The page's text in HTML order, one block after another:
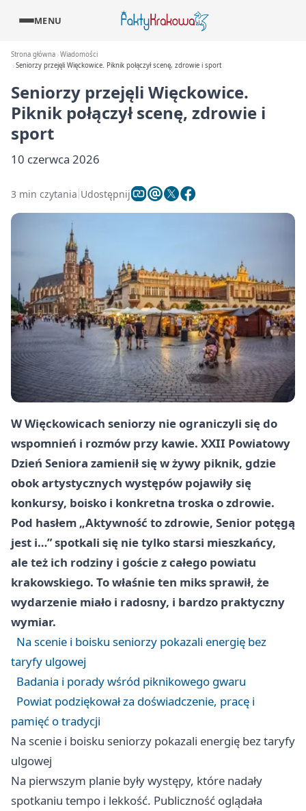
MENU
Strona główna Wiadomości
Seniorzy przejęli Więckowice. Piknik połączył scenę, zdrowie i sport
Seniorzy przejęli Więckowice.
Piknik połączył scenę, zdrowie i
sport
10 czerwca 2026
3 min czytania Udostępnij
W Więckowicach seniorzy nie ograniczyli się do
wspomnień i rozmów przy kawie. XXII Powiatowy
Dzień Seniora zamienił się w żywy piknik, gdzie
obok artystycznych występów pojawiły się
konkursy, boisko i konkretna troska o zdrowie.
Pod hasłem „Aktywność to zdrowie, Senior potęgą
jest i…” spotkali się nie tylko starsi mieszkańcy,
ale też ich rodziny i goście z całego powiatu
krakowskiego. To właśnie ten miks sprawił, że
wydarzenie miało i radosny, i bardzo praktyczny
wymiar.
Na scenie i boisku seniorzy pokazali energię bez
taryfy ulgowej
Badania i porady wśród piknikowego gwaru
Powiat podziękował za doświadczenie, pracę i
pamięć o tradycji
Na scenie i boisku seniorzy pokazali energię bez taryfy
ulgowej
Na pierwszym planie były występy, które nadały
spotkaniu tempo i lekkość. Publiczność oglądała